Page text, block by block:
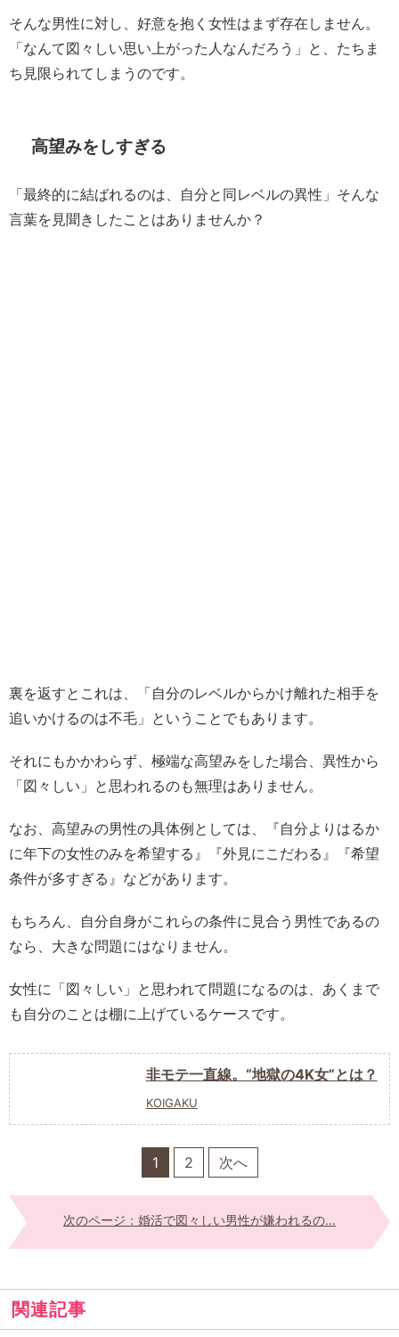
そんな男性に対し、好意を抱く女性はまず存在しません。
「なんて図々しい思い上がった人なんだろう」と、たちま
ち見限られてしまうのです。
高望みをしすぎる
「最終的に結ばれるのは、自分と同レベルの異性」そんな
言葉を見聞きしたことはありませんか？
裏を返すとこれは、「自分のレベルからかけ離れた相手を
追いかけるのは不毛」ということでもあります。
それにもかかわらず、極端な高望みをした場合、異性から
「図々しい」と思われるのも無理はありません。
なお、高望みの男性の具体例としては、『自分よりはるか
に年下の女性のみを希望する』『外見にこだわる』『希望
条件が多すぎる』などがあります。
もちろん、自分自身がこれらの条件に見合う男性であるの
なら、大きな問題にはなりません。
女性に「図々しい」と思われて問題になるのは、あくまで
も自分のことは棚に上げているケースです。
非モテ一直線。“地獄の4K女”とは？
KOIGAKU
1 2 次へ
次のページ：婚活で図々しい男性が嫌われるの...
関連記事